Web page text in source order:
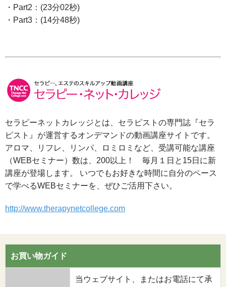
・Part2：(23分02秒)
・Part3：(14分48秒)
セラピーネットカレッジとは、セラピストの専門誌『セラ
ピスト』が運営するオンデマンドの動画講座サイトです。
アロマ、リフレ、リンパ、ロミロミなど、受講可能な講座
（WEBセミナー）数は、200以上！ 毎月１日と15日に新
講座が登場します。 いつでもお好きな時間に自分のペース
で学べるWEBセミナーを、ぜひご活用下さい。
http://www.therapynetcollege.com
お買い物ガイド
当ウェブサイト、またはお電話にて承